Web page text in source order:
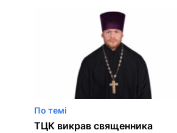
По темі
ТЦК викрав священника